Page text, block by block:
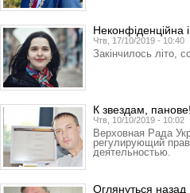
Неконфіденційна
Чтв, 17/10/2019 - 10:40
Закінчилось літо,
К звездам, панове!
Чтв, 10/10/2019 - 10:02
Верховная Рада
регулирующий
деятельностью.
Оглянуться назад